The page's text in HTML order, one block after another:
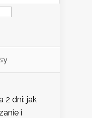
2 dni: jak
i